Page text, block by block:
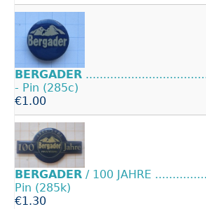
BERGADER
- Pin (285c)
€1.00
BERGADER / 100 JAHRE
Pin (285k)
€1.30